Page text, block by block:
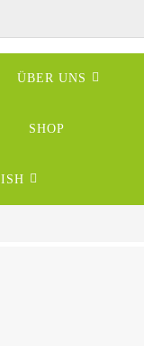
ÜBER UNS
SHOP